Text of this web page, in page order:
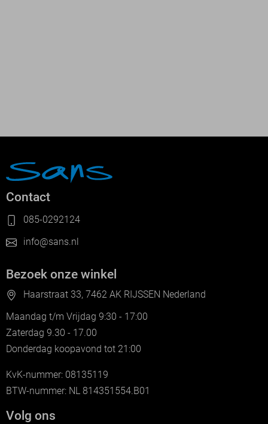
Contact
085-0292124
info@sans.nl
Bezoek onze winkel
Haarstraat 33, 7462 AK RIJSSEN Nederland
Maandag t/m Vrijdag 9:30 - 17:00
Zaterdag 9.30 - 17.00
Donderdag koopavond tot 21:00
KvK-nummer: 08135119
BTW-nummer: NL 814351554.B01
Volg ons